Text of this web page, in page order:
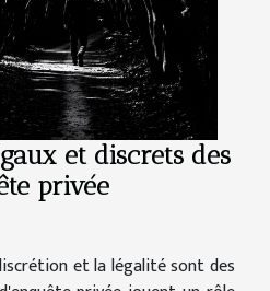
et discrets des
privée
et la légalité sont des